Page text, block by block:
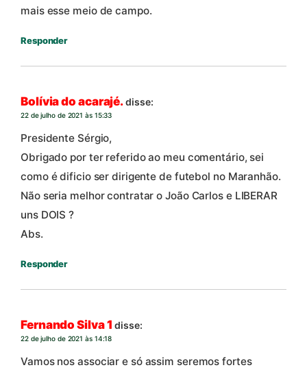
mais esse meio de campo.
Responder
Bolívia do acarajé.disse:
22 de julho de 2021 às 15:33
Presidente Sérgio,
Obrigado por ter referido ao meu comentário, sei
como é dificio ser dirigente de futebol no Maranhão.
Não seria melhor contratar o João Carlos e LIBERAR
uns DOIS ?
Abs.
Responder
Fernando Silva 1 disse:
22 de julho de 2021 às 14:18
Vamos nos associar e só assim seremos fortes